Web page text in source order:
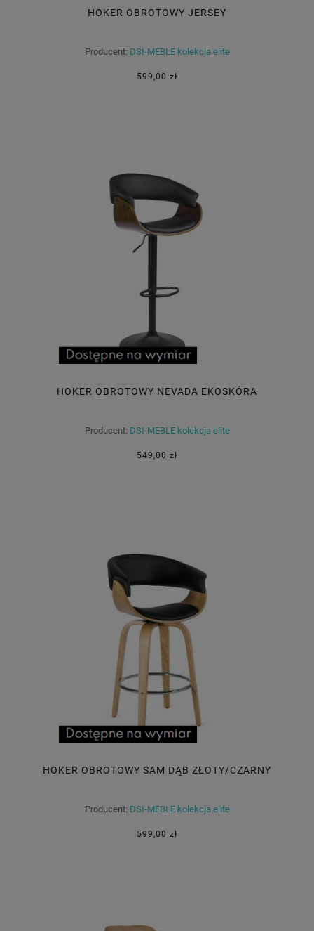
HOKER OBROTOWY JERSEY
Producent: DSI-MEBLE kolekcja elite
599,00 zł
HOKER OBROTOWY NEVADA EKOSKÓRA
Producent: DSI-MEBLE kolekcja elite
549,00 zł
HOKER OBROTOWY SAM DĄB ZŁOTY/CZARNY
Producent: DSI-MEBLE kolekcja elite
599,00 zł